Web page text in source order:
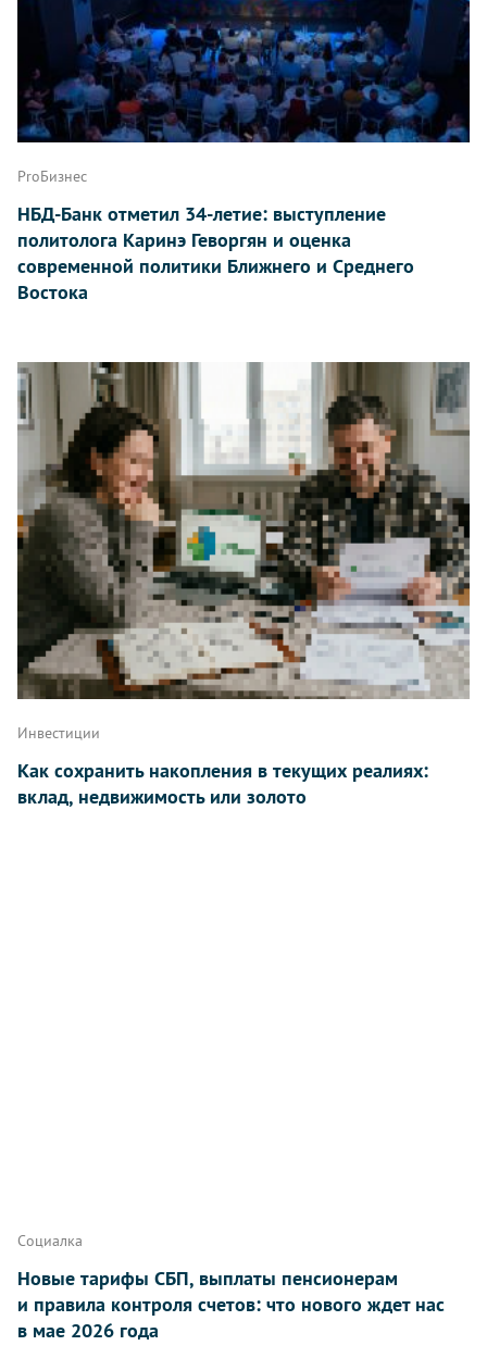
ProБизнес
НБД-Банк отметил 34-летие: выступление
политолога Каринэ Геворгян и оценка
современной политики Ближнего и Среднего
Востока
Инвестиции
Как сохранить накопления в текущих реалиях:
вклад, недвижимость или золото
Социалка
Новые тарифы СБП, выплаты пенсионерам
и правила контроля счетов: что нового ждет нас
в мае 2026 года